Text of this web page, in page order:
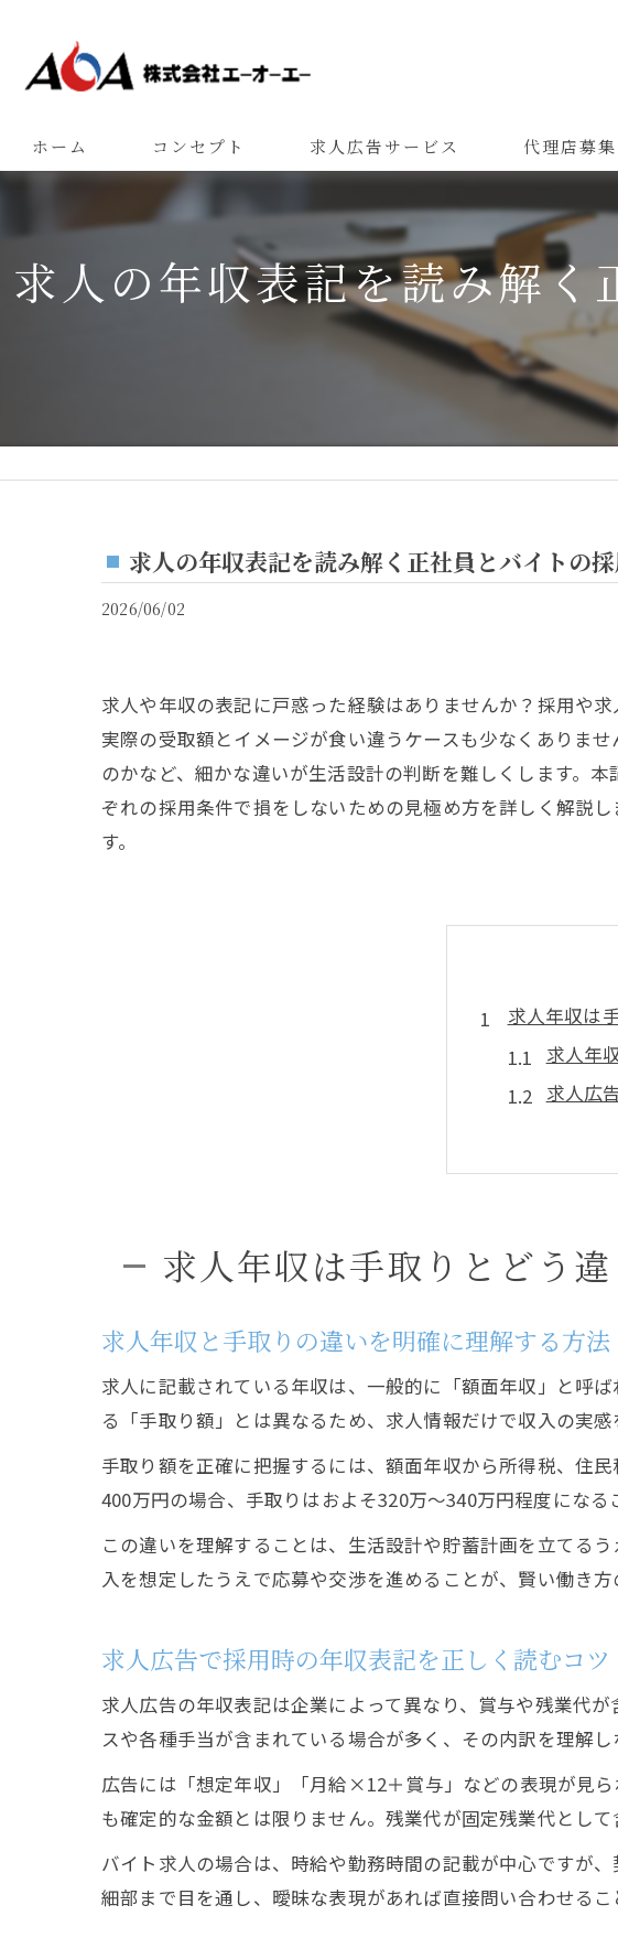
ホーム コンセプト 求人広告サービス 代理店募集
求人の年収表記を読み解
求人の年収表記を読み解く正社員とバイトの
2026/06/02
求人や年収の表記に戸惑った経験はありませんか？採用や
実際の受取額とイメージが食い違うケースも少なくありま
のかなど、細かな違いが生活設計の判断を難しくします。
ぞれの採用条件で損をしないための見極め方を詳しく解説
す。
求人年収は
求人年
求人広
バイト
求人に
年収の幅が
求人広
バイト
求人
正社員とバ
正社員
採用条
求人広
バイト
求人票の年
求人票
採用時
求人広
バイト
求人年
求人年収は手取りとどう
求人年収と手取りの違いを明確に理解する方法
求人に記載されている年収は、一般的に「額面年収」と呼
る「手取り額」とは異なるため、求人情報だけで収入の実感
手取り額を正確に把握するには、額面年収から所得税、住
400万円の場合、手取りはおよそ320万〜340万円程度にな
この違いを理解することは、生活設計や貯蓄計画を立てる
入を想定したうえで応募や交渉を進めることが、賢い働き方
求人広告で採用時の年収表記を正しく読むコツ
求人広告の年収表記は企業によって異なり、賞与や残業代
スや各種手当が含まれている場合が多く、その内訳を理解
広告には「想定年収」「月給×12＋賞与」などの表現が見
も確定的な金額とは限りません。残業代が固定残業代とし
バイト求人の場合は、時給や勤務時間の記載が中心ですが
細部まで目を通し、曖昧な表現があれば直接問い合わせるこ